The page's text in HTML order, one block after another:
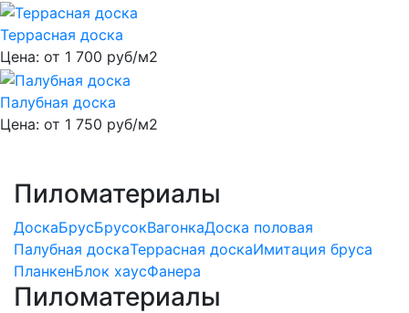
Террасная доска
Цена: от 1 700 руб/м2
Палубная доска
Цена: от 1 750 руб/м2
Пиломатериалы
ДоскаБрусБрусокВагонкаДоска половая
Палубная доскаТеррасная доскаИмитация бруса
ПланкенБлок хаусФанера
Пиломатериалы